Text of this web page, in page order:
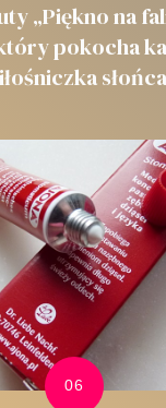
„Piękno na
pokocha
słońca